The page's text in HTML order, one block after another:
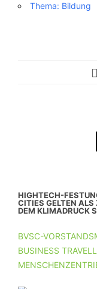
Thema: Bildung
HIGHTECH-
CITIES GELTEN ALS
DEM KLIMADRUCK
BVSC-
BUSINESS